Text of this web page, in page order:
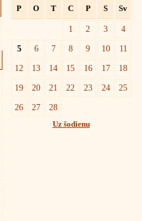
P O T C P S Sv
1 2 3
4
5
6 7 8 9 10
11
12
13 14 15 16 17
18
19
20 21 22 23 24
25
26
27 28
Uz šodienu